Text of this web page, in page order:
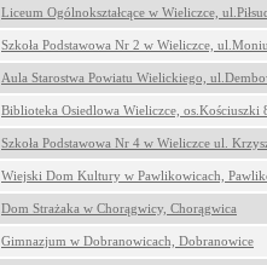
Liceum Ogólnokształcące w Wieliczce,
Szkoła Podstawowa Nr 2 w Wieliczce,
Aula Starostwa Powiatu Wielickiego,
Biblioteka Osiedlowa Wieliczce, os.Kościuszki
Szkoła Podstawowa Nr 4 w Wieliczce ul.
Wiejski Dom Kultury w Pawlikowicach,
Dom Strażaka w Chorągwicy, Chorągwica
Gimnazjum w Dobranowicach, Dobranowice